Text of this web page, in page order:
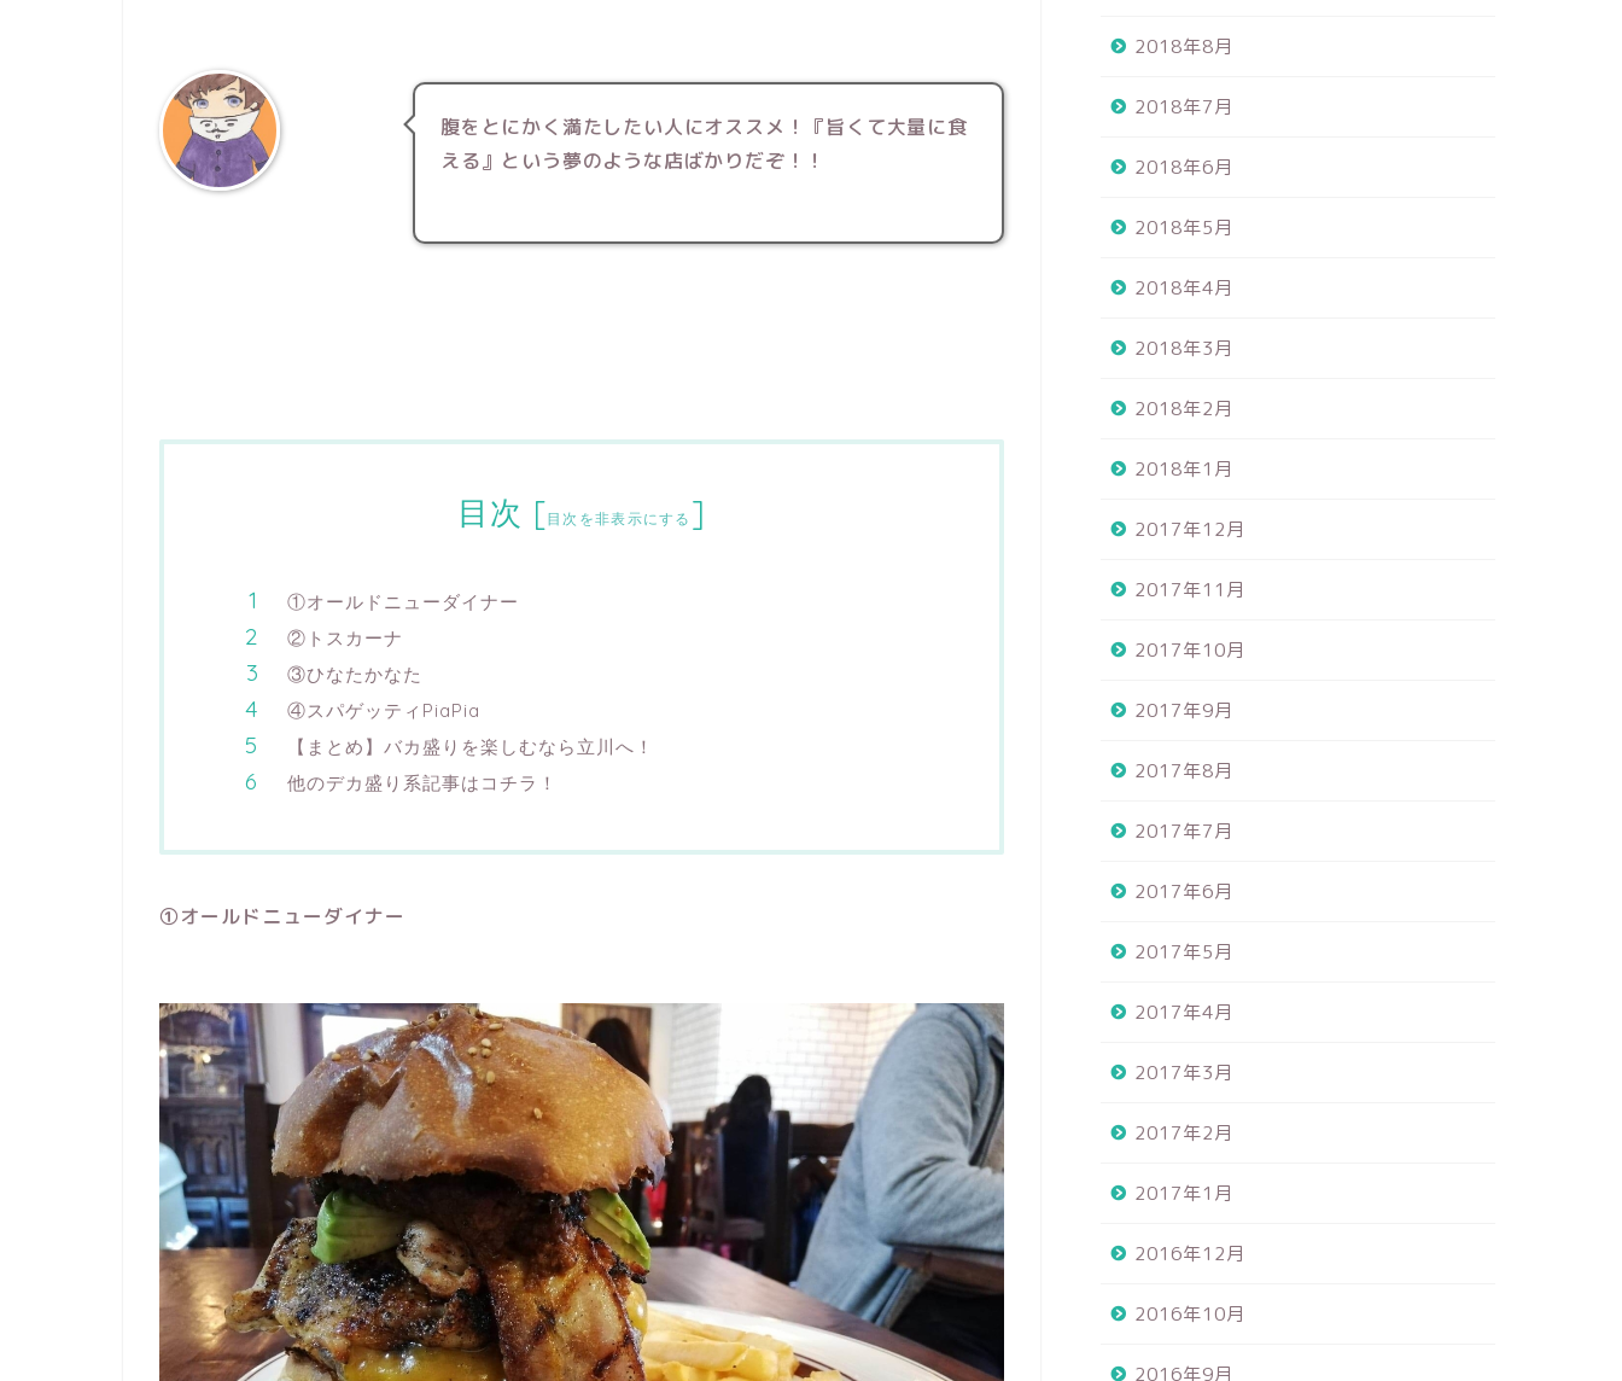
腹をとにかく満たしたい人にオススメ！『旨くて大量に食
える』という夢のような店ばかりだぞ！！
目次 [目次を非表示にする ]
①オールドニューダイナー
②トスカーナ
③ひなたかなた
④スパゲッティPiaPia
【まとめ】バカ盛りを楽しむなら立川へ！
他のデカ盛り系記事はコチラ！
①オールドニューダイナー
2018年8月
2018年7月
2018年6月
2018年5月
2018年4月
2018年3月
2018年2月
2018年1月
2017年12月
2017年11月
2017年10月
2017年9月
2017年8月
2017年7月
2017年6月
2017年5月
2017年4月
2017年3月
2017年2月
2017年1月
2016年12月
2016年10月
2016年9月